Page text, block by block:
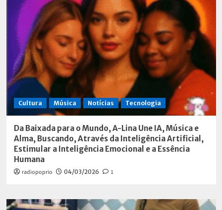
Cultura Música Notícias Tecnologia
Da Baixada para o Mundo, A-Lina Une IA, Música e
Alma, Buscando, Através da Inteligência Artificial,
Estimular a Inteligência Emocional e a Essência
Humana
radiopoprio 04/03/2026 1